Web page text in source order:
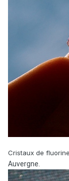
Cristaux de
Auvergne.